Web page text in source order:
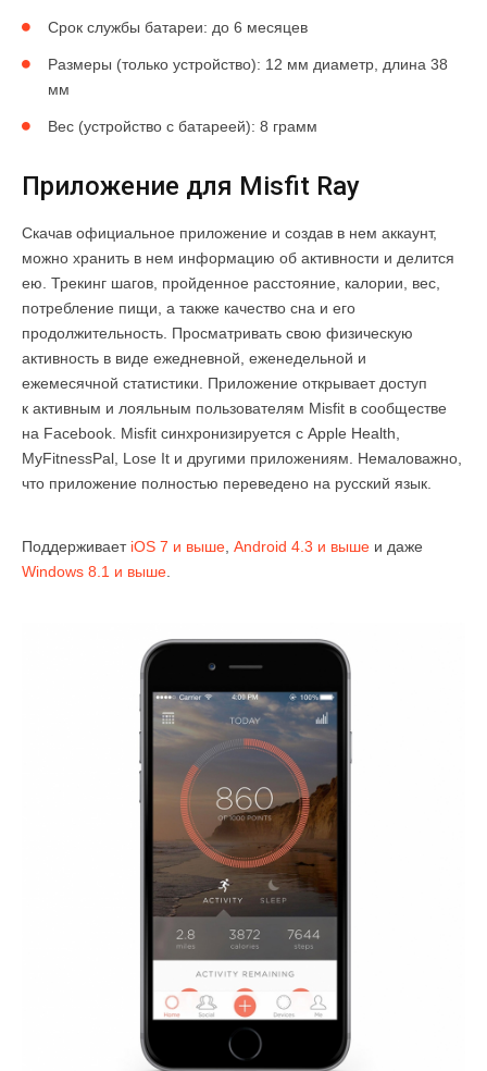
Срок службы батареи: до 6 месяцев
Размеры (только устройство): 12 мм диаметр, длина 38
мм
Вес (устройство с батареей): 8 грамм
Приложение для Misfit Ray
Скачав официальное приложение и создав в нем аккаунт,
можно хранить в нем информацию об активности и делится
ею. Трекинг шагов, пройденное расстояние, калории, вес,
потребление пищи, а также качество сна и его
продолжительность. Просматривать свою физическую
активность в виде ежедневной, еженедельной и
ежемесячной статистики. Приложение открывает доступ
к активным и лояльным пользователям Misfit в сообществе
на Facebook. Misfit синхронизируется с Apple Health,
MyFitnessPal, Lose It и другими приложениям. Немаловажно,
что приложение полностью переведено на русский язык.
Поддерживает iOS 7 и выше Android 4.3 и выше и даже
Windows 8.1 и выше